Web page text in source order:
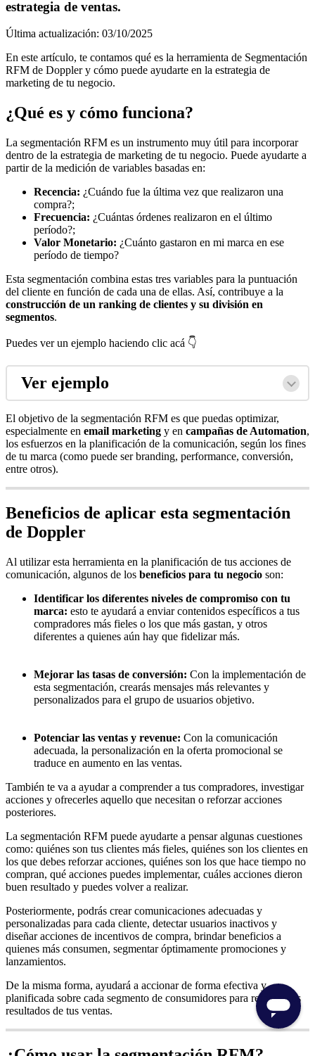
estrategia de ventas.
Última actualización: 03/10/2025
En este artículo, te contamos qué es la herramienta de Segmentación
RFM de Doppler y cómo puede ayudarte en la estrategia de
marketing de tu negocio.
¿Qué es y cómo funciona?
La segmentación RFM es un instrumento muy útil para incorporar
dentro de la estrategia de marketing de tu negocio. Puede ayudarte a
partir de la medición de variables basadas en:
Recencia: ¿Cuándo fue la última vez que realizaron una
compra?;
Frecuencia: ¿Cuántas órdenes realizaron en el último
período?;
Valor Monetario: ¿Cuánto gastaron en mi marca en ese
período de tiempo?
Esta segmentación combina estas tres variables para la puntuación
del cliente en función de cada una de ellas. Así, contribuye a la
construcción de un ranking de clientes y su división en
segmentos.
Puedes ver un ejemplo haciendo clic acá 👇
Ver ejemplo
El objetivo de la segmentación RFM es que puedas optimizar,
especialmente en email marketing y en campañas de Automation,
los esfuerzos en la planificación de la comunicación, según los fines
de tu marca (como puede ser branding, performance, conversión,
entre otros).
Beneficios de aplicar esta segmentación
de Doppler
Al utilizar esta herramienta en la planificación de tus acciones de
comunicación, algunos de los beneficios para tu negocio son:
Identificar los diferentes niveles de compromiso con tu
marca: esto te ayudará a enviar contenidos específicos a tus
compradores más fieles o los que más gastan, y otros
diferentes a quienes aún hay que fidelizar más.
Mejorar las tasas de conversión: Con la implementación de
esta segmentación, crearás mensajes más relevantes y
personalizados para el grupo de usuarios objetivo.
Potenciar las ventas y revenue: Con la comunicación
adecuada, la personalización en la oferta promocional se
traduce en aumento en las ventas.
También te va a ayudar a comprender a tus compradores, investigar
acciones y ofrecerles aquello que necesitan o reforzar acciones
posteriores.
La segmentación RFM puede ayudarte a pensar algunas cuestiones
como: quiénes son tus clientes más fieles, quiénes son los clientes en
los que debes reforzar acciones, quiénes son los que hace tiempo no
compran, qué acciones puedes implementar, cuáles acciones dieron
buen resultado y puedes volver a realizar.
Posteriormente, podrás crear comunicaciones adecuadas y
personalizadas para cada cliente, detectar usuarios inactivos y
diseñar acciones de incentivos de compra, brindar beneficios a
quienes más consumen, segmentar óptimamente promociones y
lanzamientos.
De la misma forma, ayudará a accionar de forma efectiva y
planificada sobre cada segmento de consumidores para reforzar los
resultados de tus ventas.